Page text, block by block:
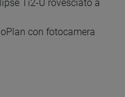
Ti2-U rovesciato a
con fotocamera